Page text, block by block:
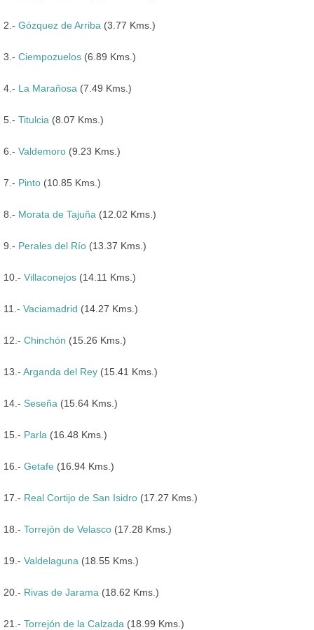
2.- Gózquez de Arriba (3.77 Kms.)
3.- Ciempozuelos (6.89 Kms.)
4.- La Marañosa (7.49 Kms.)
5.- Titulcia (8.07 Kms.)
6.- Valdemoro (9.23 Kms.)
7.- Pinto (10.85 Kms.)
8.- Morata de Tajuña (12.02 Kms.)
9.- Perales del Río (13.37 Kms.)
10.- Villaconejos (14.11 Kms.)
11.- Vaciamadrid (14.27 Kms.)
12.- Chinchón (15.26 Kms.)
13.- Arganda del Rey (15.41 Kms.)
14.- Seseña (15.64 Kms.)
15.- Parla (16.48 Kms.)
16.- Getafe (16.94 Kms.)
17.- Real Cortijo de San Isidro (17.27 Kms.)
18.- Torrejón de Velasco (17.28 Kms.)
19.- Valdelaguna (18.55 Kms.)
20.- Rivas de Jarama (18.62 Kms.)
21.- Torrejón de la Calzada (18.99 Kms.)